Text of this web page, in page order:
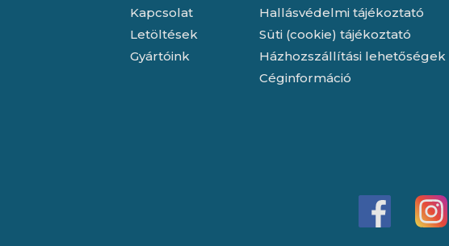
Kapcsolat
Letöltések
Gyártóink
Hallásvédelmi tájékoztató
Süti (cookie) tájékoztató
Házhozszállítási lehetőségek
Céginformáció